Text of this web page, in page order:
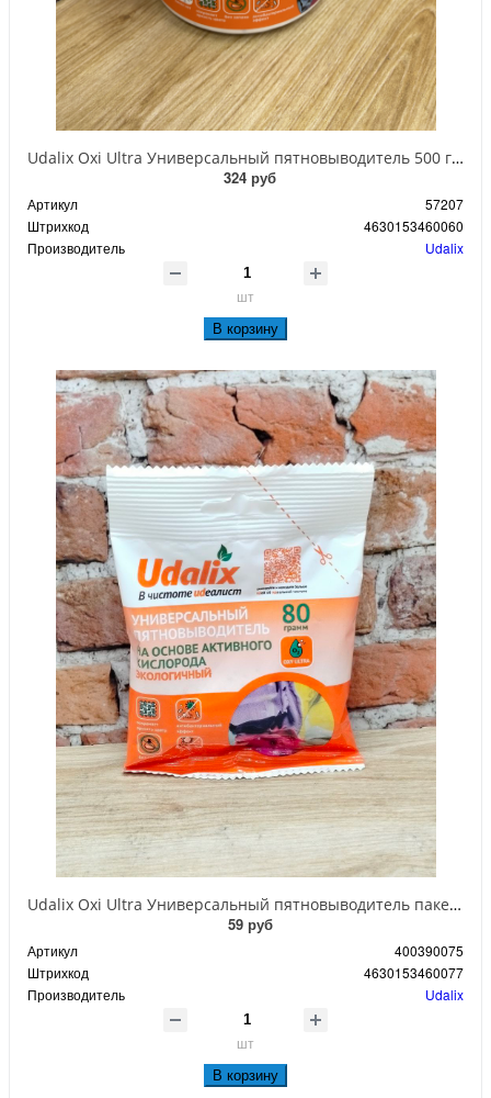
Udalix Oxi Ultra Универсальный пятновыводитель 500 гр в банке
324 руб
Артикул
57207
Штрихкод
4630153460060
Производитель
Udalix
шт
В корзину
Udalix Oxi Ultra Универсальный пятновыводитель пакетик 80 гр в экономичном пакетике
59 руб
Артикул
400390075
Штрихкод
4630153460077
Производитель
Udalix
шт
В корзину